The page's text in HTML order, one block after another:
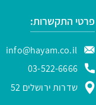
פרטי התקשרות:
info@hayam.co.il
03-522-6666
שדרות ירושלים 52